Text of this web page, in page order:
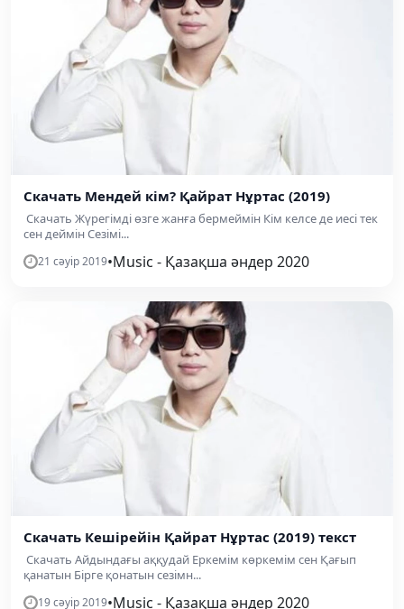
Скачать Мендей кім? Қайрат Нұртас (2019)
Скачать Жүрегімді өзге жанға бермеймін Кім келсе де иесі тек
сен деймін Сезімі...
21 сәуір 2019•Music - Қазақша әндер 2020
Скачать Кешірейін Қайрат Нұртас (2019) текст
Скачать Айдындағы аққудай Еркемім көркемім сен Қағып
қанатын Бірге қонатын сезімн...
19 сәуір 2019•Music - Қазақша әндер 2020